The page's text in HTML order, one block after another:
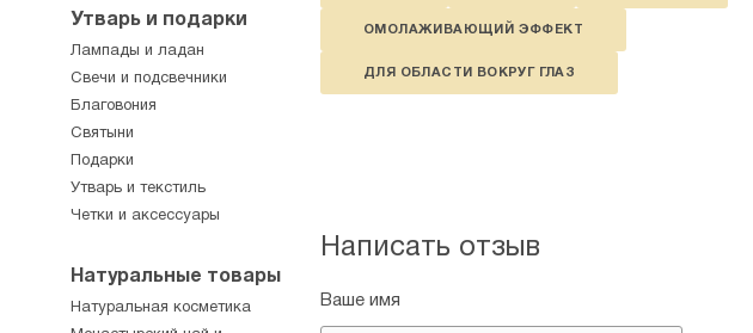
ОМОЛАЖИВАЮЩИЙ ЭФФЕКТ
ДЛЯ ОБЛАСТИ ВОКРУГ ГЛАЗ
Написать отзыв
Ваше имя
Утварь и подарки
Лампады и ладан
Свечи и подсвечники
Благовония
Святыни
Подарки
Утварь и текстиль
Четки и аксессуары
Натуральные товары
Натуральная косметика